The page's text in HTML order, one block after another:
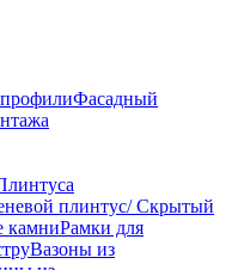
Фасадный
плинтус/ Скрытый
камниРамки для
Вазоны из